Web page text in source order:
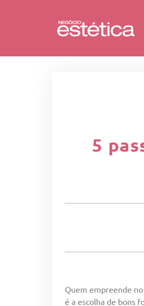
5
Quem empreende
é a escolha de bons